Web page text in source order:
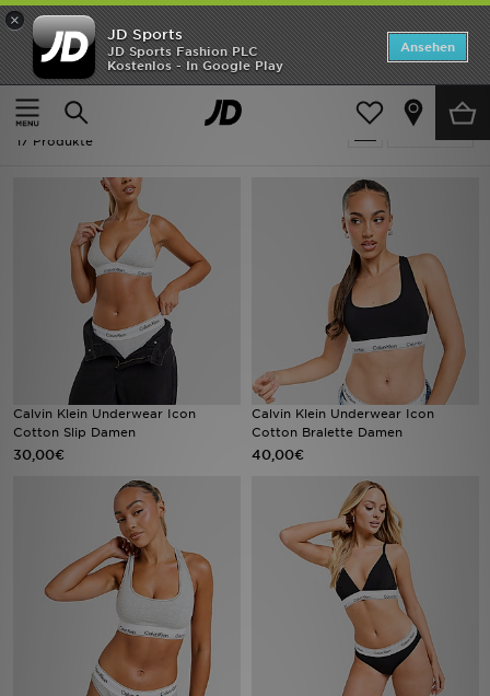
×
JD Sports
JD Sports Fashion PLC
Kostenlos - In Google Play
Ansehen
Startseite
Frauen
verfeinern
Frauen - Calvin Klein Underwear
17 Produkte
Calvin Klein Underwear Icon
Cotton Slip Damen
30,00€
Calvin Klein Underwear Icon
Cotton Bralette Damen
40,00€
Startseite
ANGEBOTE
Marken
Damen
Bestsellers
JD Exklusives
Lade Die APP
Geschenkkarte
Filialfinder